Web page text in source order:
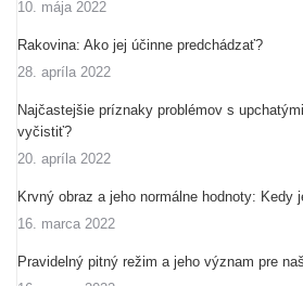
10. mája 2022
Rakovina: Ako jej účinne predchádzať?
28. apríla 2022
Najčastejšie príznaky problémov s
vyčistiť?
20. apríla 2022
Krvný obraz a jeho normálne hodnoty: Kedy
16. marca 2022
Pravidelný pitný režim a jeho význam pre